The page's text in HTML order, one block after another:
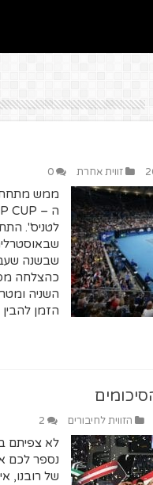
זווית אחרת 0
ממש מתחת
לטניס".
שבשנה
כהצלחה
השניה
הזמן
הזווית לחיבורים 2
לא צפיתם
נספר לכם
של רובנו,